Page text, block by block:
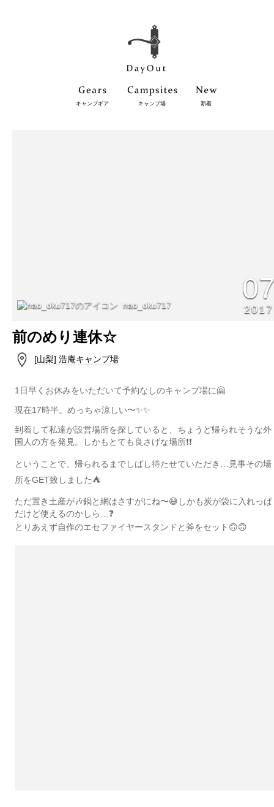
キャンプギア キャンプ場 新着
nao_oku717 2017
前のめり連休☆
[山梨] 浩庵キャンプ場
1日早くお休みをいただいて予約なしのキャンプ場に🤗
現在17時半。めっちゃ涼しい〜✨✨
到着して私達が設営場所を探していると、ちょうど帰られそうな外
国人の方を発見。しかもとても良さげな場所❗️❗️
ということで、帰られるまでしばし待たせていただき…見事その場
所をGET致しました⛺️
ただ置き土産が🎶鍋と網はさすがにね〜😅しかも炭が袋に入れっぱ
だけど使えるのかしら…❓
とりあえず自作のエセファイヤースタンドと斧をセット🙃🙃